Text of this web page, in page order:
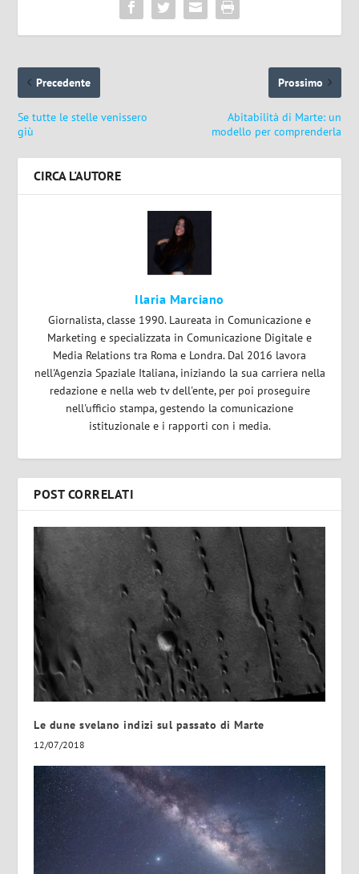
Precedente
Se tutte le stelle venissero
giù
Prossimo
Abitabilità di Marte: un
modello per comprenderla
CIRCA L'AUTORE
Ilaria Marciano
Giornalista, classe 1990. Laureata in Comunicazione e
Marketing e specializzata in Comunicazione Digitale e
Media Relations tra Roma e Londra. Dal 2016 lavora
nell'Agenzia Spaziale Italiana, iniziando la sua carriera nella
redazione e nella web tv dell'ente, per poi proseguire
nell'ufficio stampa, gestendo la comunicazione
istituzionale e i rapporti con i media.
POST CORRELATI
Le dune svelano indizi sul passato di Marte
12/07/2018